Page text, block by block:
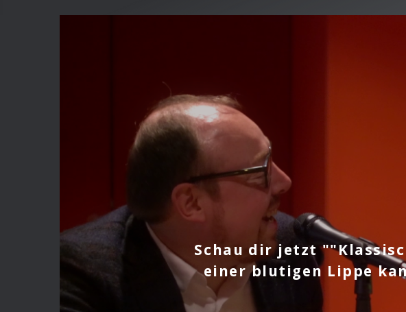
Schau dir jetzt
einer blutigen Lippe